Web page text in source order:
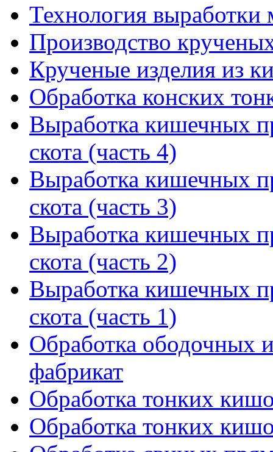
Технология выработки
Производство
Крученые изделия из
Обработка конских
Выработка кишечных
скота (часть 4)
Выработка кишечных
скота (часть 3)
Выработка кишечных
скота (часть 2)
Выработка кишечных
скота (часть 1)
Обработка ободочных
фабрикат
Обработка тонких
Обработка тонких